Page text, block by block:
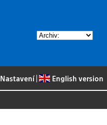
Nastavení| English version